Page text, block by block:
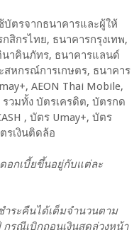
บัตรจากธนาคารและผู้ให้
สิกรไทย, ธนาคารกรุงเทพ,
นาคินภัทร, ธนาคารแลนด์
สหกรณ์การเกษตร, ธนาคาร
AEON Thai Mobile,
รวมทั้ง บัตรเครดิต, บัตรกด
, บัตร Umay+, บัตร
รเงินติดล้อ
อกเบี้ยขึ้นอยู่กับแต่ละ
ำระคืนได้เต็มจำนวนตาม
รณีเบิกถอนเงินสดล่วงหน้า